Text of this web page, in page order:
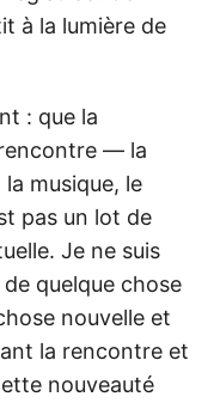
à la lumière de
: que la
— la
musique, le
pas un lot de
Je ne suis
quelque chose
nouvelle et
la rencontre et
nouveauté